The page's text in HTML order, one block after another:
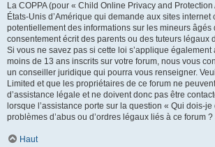
La COPPA (pour « Child Online Privacy and
États-Unis d’Amérique qui demande aux sites internet
potentiellement des informations sur les mineurs âgés
consentement écrit des parents ou des tuteurs légaux
Si vous ne savez pas si cette loi s’applique également
moins de 13 ans inscrits sur votre forum, nous vous
un conseiller juridique qui pourra vous renseigner.
Limited et que les propriétaires de ce forum ne
d’assistance légale et ne doivent donc pas être
lorsque l’assistance porte sur la question « Qui dois-
problèmes d’abus ou d’ordres légaux liés à ce forum ?
Haut